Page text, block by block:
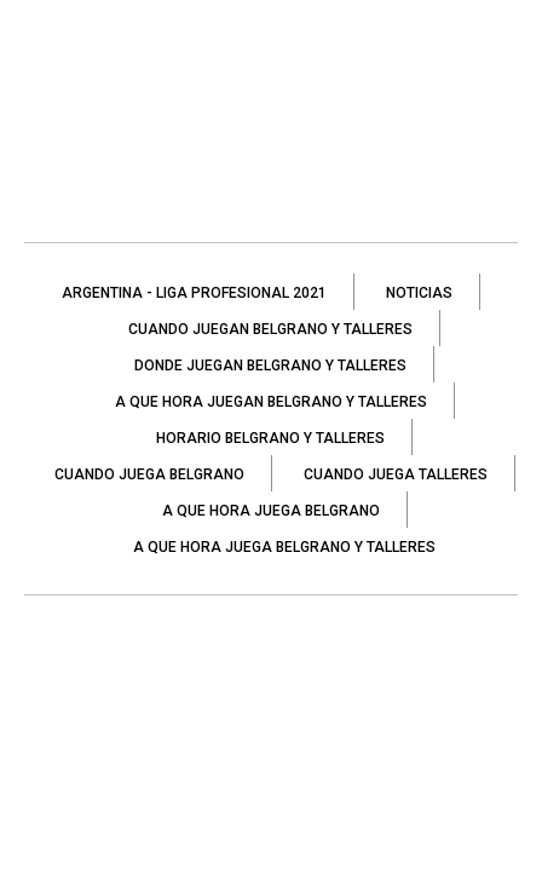
ARGENTINA - LIGA PROFESIONAL 2021 NOTICIAS
CUANDO JUEGAN BELGRANO Y TALLERES
DONDE JUEGAN BELGRANO Y TALLERES
A QUE HORA JUEGAN BELGRANO Y TALLERES
HORARIO BELGRANO Y TALLERES
CUANDO JUEGA BELGRANO CUANDO JUEGA TALLERES
A QUE HORA JUEGA BELGRANO
A QUE HORA JUEGA BELGRANO Y TALLERES